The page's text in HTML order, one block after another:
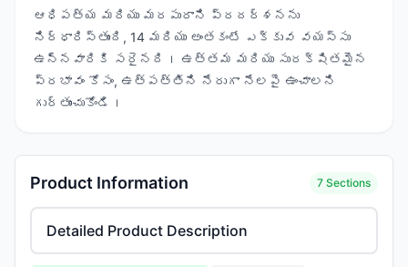
ఆధిపత్య మరియు మరపురాని ప్రదర్శనను
నిర్ధారిస్తుంది, 14 మరియు అంతకంటే ఎక్కువ వయస్సు
ఉన్నవారికి సరైనది। ఉత్తమ మరియు సురక్షితమైన
ప్రభావం కోసం, ఉత్పత్తిని నేరుగా నేలపై ఉంచాలని
గుర్తుంచుకోండి।
Product Information 7 Sections
Select product information section